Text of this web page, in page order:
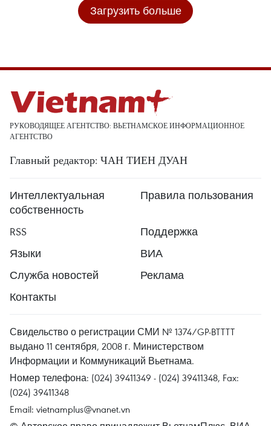
Загрузить больше
РУКОВОДЯЩЕЕ АГЕНТСТВО: ВЬЕТНАМСКОЕ ИНФОРМАЦИОННОЕ
АГЕНТСТВО
Главный редактор: ЧАН ТИЕН ДУАН
Интеллектуальная
собственность
Правила пользования
RSS
Поддержка
Языки
ВИА
Служба новостей
Реклама
Контакты
Свидельство о регистрации СМИ № 1374/GP-BTTTT
выдано 11 сентября, 2008 г. Министерством
Информации и Коммуникаций Вьетнама.
Номер телефона: (024) 39411349 - (024) 39411348, Fax:
(024) 39411348
Email: vietnamplus@vnanet.vn